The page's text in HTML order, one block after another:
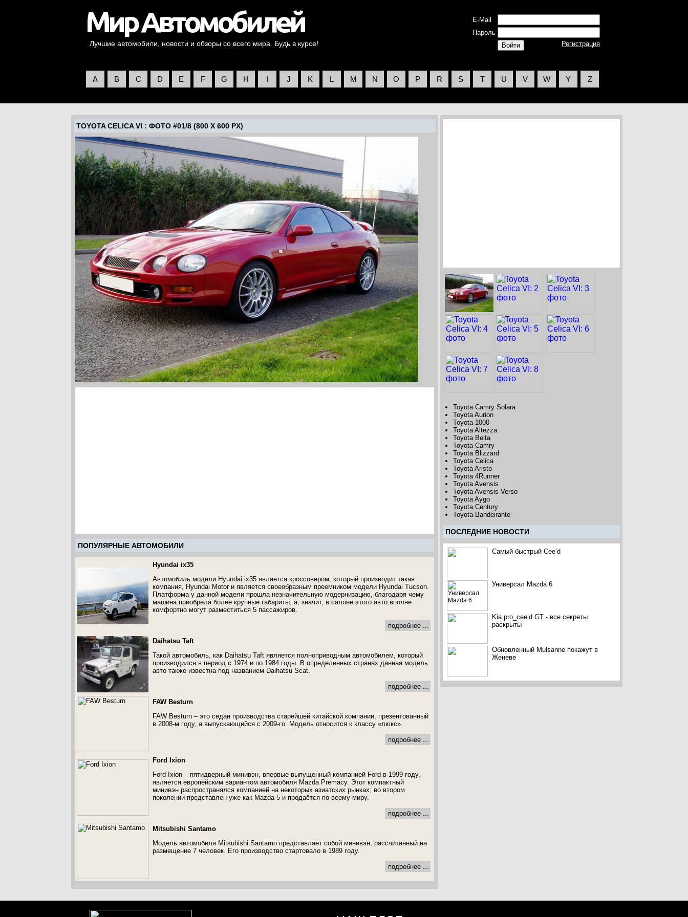
Лучшие автомобили, новости и обзоры со всего мира. Будь в курсе!
E-Mail
Пароль
Регистрация
A B C D E F G H I J K L M N O P R S T U V W Y Z
TOYOTA CELICA VI : ФОТО #01/8 (800 X 600 PX)
ПОПУЛЯРНЫЕ АВТОМОБИЛИ
Hyundai ix35
Автомобиль модели Hyundai ix35 является кроссовером, который производит такая
компания, Hyundai Motor и является своеобразным преемником модели Hyundai Tucson.
Платформа у данной модели прошла незначительную модернизацию, благодаря чему
машина приобрела более крупные габариты, а, значит, в салоне этого авто вполне
комфортно могут разместиться 5 пассажиров.
подробнее ...
Daihatsu Taft
Такой автомобиль, как Daihatsu Taft является полноприводным автомобилем, который
производился в период с 1974 и по 1984 годы. В определенных странах данная модель
авто также известна под названием Daihatsu Scat.
подробнее ...
FAW Besturn
FAW Besturn – это седан производства старейшей китайской компании, презентованный
в 2008-м году, а выпускающийся с 2009-го. Модель относится к классу «люкс».
подробнее ...
Ford Ixion
Ford Ixion – пятидверный минивэн, впервые выпущенный компанией Ford в 1999 году,
является европейским вариантом автомобиля Mazda Premacy. Этот компактный
минивэн распространялся компанией на некоторых азиатских рынках; во втором
поколении представлен уже как Mazda 5 и продаётся по всему миру.
подробнее ...
Mitsubishi Santamo
Модель автомобиля Mitsubishi Santamo представляет собой минивэн, рассчитанный на
размещение 7 человек. Его производство стартовало в 1989 году.
подробнее ...
Toyota Camry Solara
Toyota Aurion
Toyota 1000
Toyota Altezza
Toyota Belta
Toyota Camry
Toyota Blizzard
Toyota Celica
Toyota Aristo
Toyota 4Runner
Toyota Avensis
Toyota Avensis Verso
Toyota Aygo
Toyota Century
Toyota Bandeirante
ПОCЛЕДНИЕ НОВОСТИ
Самый быстрый Cee’d
Универсал Mazda 6
Kia pro_cee’d GT - все секреты
раскрыты
Обновленный Mulsanne покажут в
Женеве